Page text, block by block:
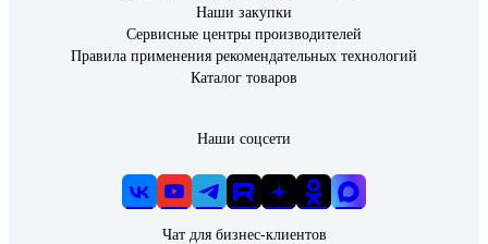
Наши закупки
Сервисные центры производителей
Правила применения рекомендательных технологий
Каталог товаров
Наши соцсети
Чат для бизнес-клиентов